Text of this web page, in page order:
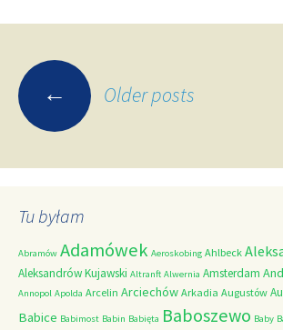
Posts
navigation
← Older posts
Tu byłam
Abramów Adamówek Aeroskobing Ahlbeck
Aleksandrów Kujawski Altranft Alwernia Amsterdam
Annopol Apolda Arcelin Arciechów Arkadia Augustów
Babice Babimost Babin Babięta Baboszewo Baby